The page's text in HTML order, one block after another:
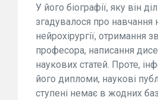
У його біографії, яку він
згадувалося про навчання
нейрохірургії, отримання
професора, написання
наукових статей. Проте,
його дипломи, наукові
ступені немає в жодних